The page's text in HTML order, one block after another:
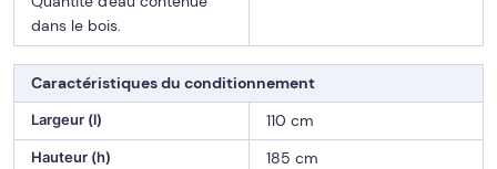
dans le bois.
Caractéristiques du conditionnement
Largeur (l) 110 cm
Hauteur (h) 185 cm